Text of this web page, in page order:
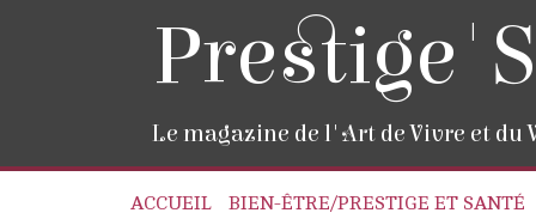
Prestige'S
Le magazine de l'Art de Vivre et du
ACCUEIL BIEN-ÊTRE/PRESTIGE ET SANTÉ